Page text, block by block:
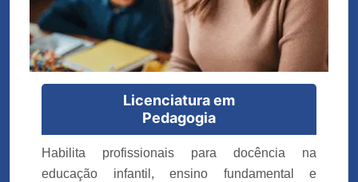
Licenciatura em
Pedagogia
Habilita profissionais para docência na
educação infantil, ensino fundamental e